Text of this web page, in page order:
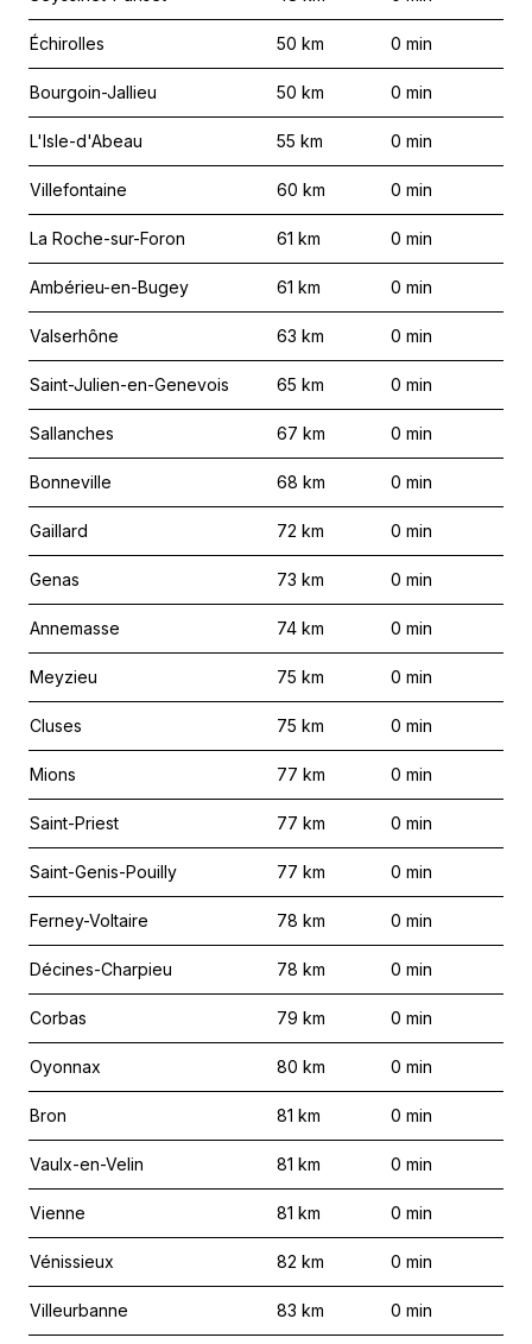
Échirolles 50 km 0 min
Bourgoin-Jallieu 50 km 0 min
L'Isle-d'Abeau 55 km 0 min
Villefontaine 60 km 0 min
La Roche-sur-Foron 61 km 0 min
Ambérieu-en-Bugey 61 km 0 min
Valserhône 63 km 0 min
Saint-Julien-en-Genevois 65 km 0 min
Sallanches 67 km 0 min
Bonneville 68 km 0 min
Gaillard 72 km 0 min
Genas 73 km 0 min
Annemasse 74 km 0 min
Meyzieu 75 km 0 min
Cluses 75 km 0 min
Mions 77 km 0 min
Saint-Priest 77 km 0 min
Saint-Genis-Pouilly 77 km 0 min
Ferney-Voltaire 78 km 0 min
Décines-Charpieu 78 km 0 min
Corbas 79 km 0 min
Oyonnax 80 km 0 min
Bron 81 km 0 min
Vaulx-en-Velin 81 km 0 min
Vienne 81 km 0 min
Vénissieux 82 km 0 min
Villeurbanne 83 km 0 min